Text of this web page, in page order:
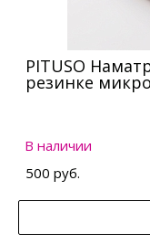
PITUSO
резинке
В наличии
500 руб.